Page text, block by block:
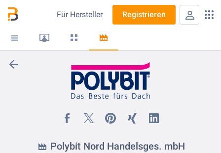
Für Hersteller Registrieren
Polybit Nord Handelsges. mbH